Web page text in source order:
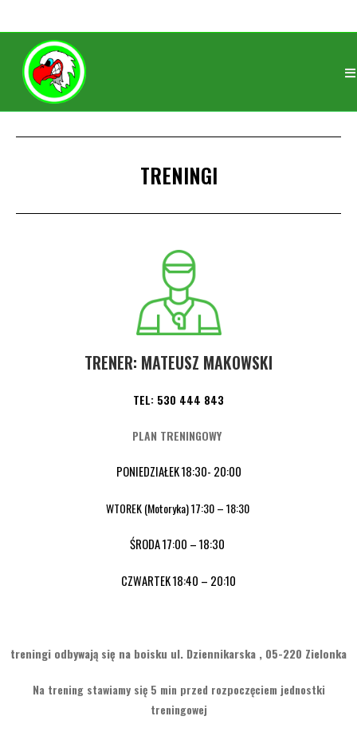
TRENINGI
TRENER: MATEUSZ MAKOWSKI
TEL: 530 444 843
PLAN TRENINGOWY
PONIEDZIAŁEK18:30- 20:00
WTOREK (Motoryka) 17:30 – 18:30
ŚRODA17:00 – 18:30
CZWARTEK18:40 – 20:10
treningi odbywają się na boisku ul. Dziennikarska , 05-220 Zielonka
Na trening stawiamy się 5 min przed rozpoczęciem jednostki
treningowej